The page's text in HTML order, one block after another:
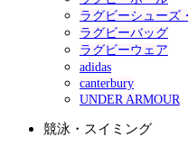
ラグビーシューズ
ラグビーバッグ
ラグビーウェア
adidas
canterbury
UNDER ARMOUR
競泳・スイミング